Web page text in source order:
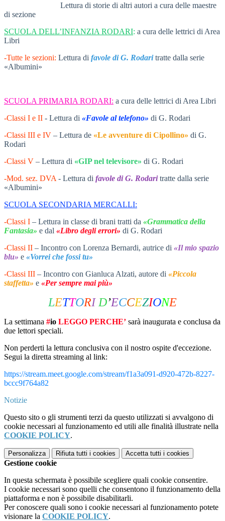
Lettura di storie di altri autori a cura delle maestre
di sezione
SCUOLA DELL’INFANZIA RODARI: a cura delle lettrici di Area
Libri
-Tutte le sezioni: Lettura di favole di G. Rodaritratte dalla serie
«Albumini»
SCUOLA PRIMARIA RODARI: a cura delle lettrici di Area Libri
-Classi I e II - Lettura di «Favole al telefono» di G. Rodari
-Classi III e IV – Lettura de «Le avventure di Cipollino» di G.
Rodari
-Classi V – Lettura di «GIP nel televisore» di G. Rodari
-Mod. sez. DVA - Lettura di favole di G. Rodaritratte dalla serie
«Albumini»
SCUOLA SECONDARIA MERCALLI:
-Classi I – Lettura in classe di brani tratti da «Grammatica della
Fantasia» e dal «Libro degli errori» di G. Rodari
-Classi II – Incontro con Lorenza Bernardi, autrice di «Il mio spazio
blu» e «Vorrei che fossi tu»
-Classi III – Incontro con Gianluca Alzati, autore di «Piccola
staffetta» e «Per sempre mai più»
LETTORI D’ECCEZIONE
La settimana #io LEGGO PERCHE’ sarà inaugurata e conclusa da
due lettori speciali.
Non perderti la lettura conclusiva con il nostro ospite d'eccezione.
Segui la diretta streaming al link:
https://stream.meet.google.com/stream/f1a3a091-d920-472b-8227-
bccc9f764a82
Notizie
Questo sito o gli strumenti terzi da questo utilizzati si avvalgono di
cookie necessari al funzionamento ed utili alle finalità illustrate nella
COOKIE POLICY.
Personalizza Rifiuta tutti i cookies Accetta tutti i cookies
Gestione cookie
In questa schermata è possibile scegliere quali cookie consentire.
I cookie necessari sono quelli che consentono il funzionamento della
piattaforma e non è possibile disabilitarli.
Per conoscere quali sono i cookie necessari al funzionamento potete
visionare la COOKIE POLICY.